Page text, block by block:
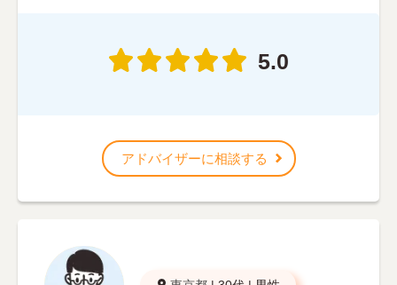
5.0
アドバイザーに相談する